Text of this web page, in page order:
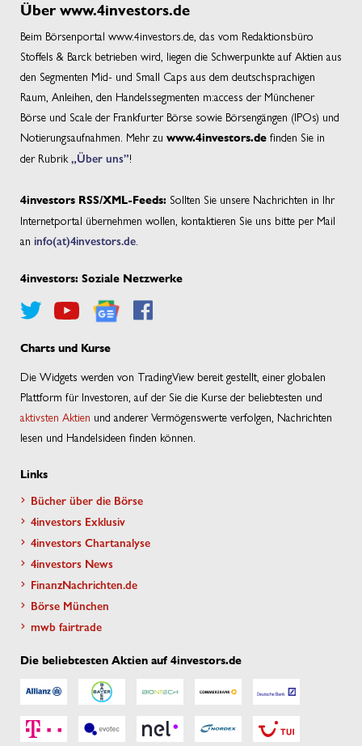
Über www.4investors.de
Beim Börsenportal www.4investors.de, das vom Redaktionsbüro
Stoffels & Barck betrieben wird, liegen die Schwerpunkte auf Aktien aus
den Segmenten Mid- und Small Caps aus dem deutschsprachigen
Raum, Anleihen, den Handelssegmenten m:access der Münchener
Börse und Scale der Frankfurter Börse sowie Börsengängen (IPOs) und
Notierungsaufnahmen. Mehr zu www.4investors.de finden Sie in
der Rubrik „Über uns”!
4investors RSS/XML-Feeds: Sollten Sie unsere Nachrichten in Ihr
Internetportal übernehmen wollen, kontaktieren Sie uns bitte per Mail
an info(at)4investors.de
4investors: Soziale Netzwerke
Charts und Kurse
Die Widgets werden von TradingView bereit gestellt, einer globalen
Plattform für Investoren, auf der Sie die Kurse der beliebtesten und
aktivsten Aktien und anderer Vermögenswerte verfolgen, Nachrichten
lesen und Handelsideen finden können.
Links
Bücher über die Börse
4investors Exklusiv
4investors Chartanalyse
4investors News
FinanzNachrichten.de
Börse München
mwb fairtrade
Die beliebtesten Aktien auf 4investors.de